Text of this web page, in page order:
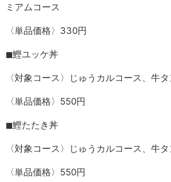
ミアムコース
〈単品価格〉330円
◼︎鰹ユッケ丼
〈対象コース〉じゅうカルコース、牛
〈単品価格〉550円
◼︎鰹たたき丼
〈対象コース〉じゅうカルコース、牛
〈単品価格〉550円